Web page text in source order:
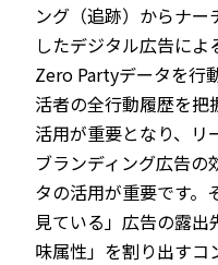
ング（追跡）からナー
したデジタル広告によ
Zero Partyデータを行
活者の全行動履歴を把
活用が重要となり、リ
ブランディング広告の
タの活用が重要です。
見ている」広告の露
味属性」を割り出す